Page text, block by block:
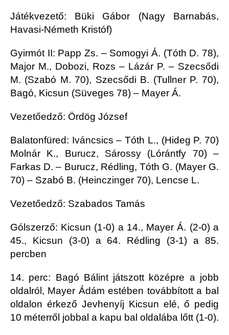
Játékvezető: Büki Gábor (Nagy Barnabás,
Havasi-Németh Kristóf)
Gyirmót II: Papp Zs. – Somogyi Á. (Tóth D. 78),
Major M., Dobozi, Rozs – Lázár P. – Szecsődi
M. (Szabó M. 70), Szecsődi B. (Tullner P. 70),
Bagó, Kicsun (Süveges 78) – Mayer Á.
Vezetőedző: Ördög József
Balatonfüred: Iváncsics – Tóth L., (Hideg P. 70)
Molnár K., Burucz, Sárossy (Lórántfy 70) –
Farkas D. – Burucz, Rédling, Tóth G. (Mayer G.
70) – Szabó B. (Heinczinger 70), Lencse L.
Vezetőedző: Szabados Tamás
Gólszerző: Kicsun (1-0) a 14., Mayer Á. (2-0) a
45., Kicsun (3-0) a 64. Rédling (3-1) a 85.
percben
14. perc: Bagó Bálint játszott középre a jobb
oldalról, Mayer Ádám estében továbbított a bal
oldalon érkező Jevhenyíj Kicsun elé, ő pedig
10 méterről jobbal a kapu bal oldalába lőtt (1-0).